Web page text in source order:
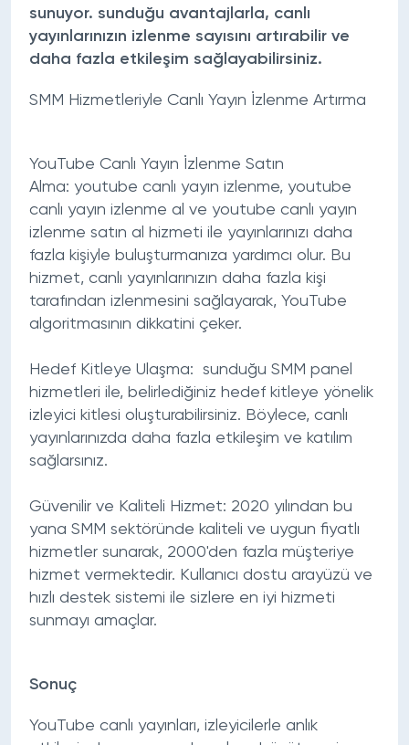
sunuyor. sunduğu avantajlarla, canlı
yayınlarınızın izlenme sayısını artırabilir ve
daha fazla etkileşim sağlayabilirsiniz.
SMM Hizmetleriyle Canlı Yayın İzlenme Artırma
YouTube Canlı Yayın İzlenme Satın
Alma: youtube canlı yayın izlenme, youtube
canlı yayın izlenme al ve youtube canlı yayın
izlenme satın al
hizmeti ile yayınlarınızı daha
fazla kişiyle buluşturmanıza yardımcı olur. Bu
hizmet, canlı yayınlarınızın daha fazla kişi
tarafından izlenmesini sağlayarak, YouTube
algoritmasının dikkatini çeker.
Hedef Kitleye Ulaşma: sunduğu SMM panel
hizmetleri ile, belirlediğiniz hedef kitleye yönelik
izleyici kitlesi oluşturabilirsiniz. Böylece, canlı
yayınlarınızda daha fazla etkileşim ve katılım
sağlarsınız.
Güvenilir ve Kaliteli Hizmet: 2020 yılından bu
yana SMM sektöründe kaliteli ve uygun fiyatlı
hizmetler sunarak, 2000'den fazla müşteriye
hizmet vermektedir. Kullanıcı dostu arayüzü ve
hızlı destek sistemi ile sizlere en iyi hizmeti
sunmayı amaçlar.
Sonuç
YouTube canlı yayınları, izleyicilerle anlık